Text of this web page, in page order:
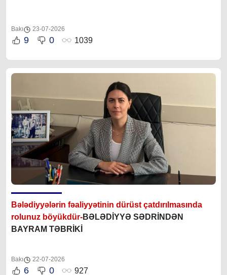
Bakı 23-07-2026
9 0 1039
Bələdiyyələrin fəaliyyətinin dürüst çatdırılmasında
rolunuz böyükdür-BƏLƏDİYYƏ SƏDRİNDƏN
BAYRAM TƏBRİKİ
Bakı 22-07-2026
6 0 927